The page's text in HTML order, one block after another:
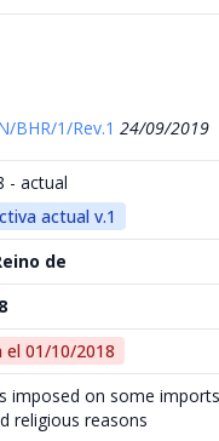
BHR/1/Rev.1 24/09/2019
- actual
actual v.1
de
el 01/10/2018
imposed on some
religious reasons